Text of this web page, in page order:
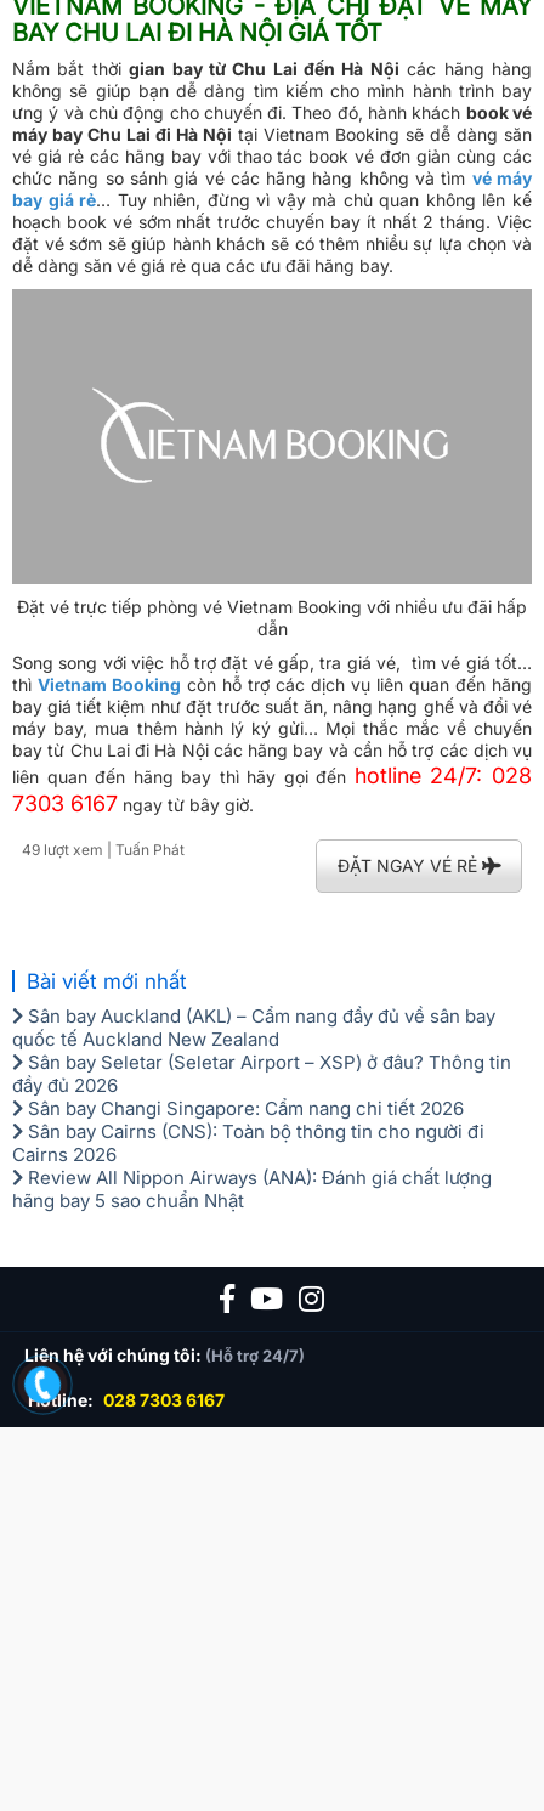
Mùa thu sẽ là thời điểm lý tưởng du lịch Hà Nội. Ảnh internet
Theo kinh nghiệm du lịch Hà Nội thì du khách nên đến vào màu
thu và mùa xuân. Đây là hai mùa có thời tiết mát mẻ và cảnh
quan thiên nhiên thơ mộng rất thích hợp cho việc tham quan,
khám phá.
Mùa thu từ tháng 9 đến tháng 11 là mùa đẹp nhất để bạn khám
phá. Lúc này thời tiết ở Hà Nội có nhiệt trung bình 25 - 30 độ C.
Mùa xuân ở Hà Nội từ tháng 2 đến tháng 4 cũng là thời điểm
trùng với dịp Lễ Tết nên có thể giá vé khá cao. Dù là bạn đến vào
BAY CHU LAI ĐI HÀ NỘI GIÁ TỐT
Nắm bắt thờigian bay từ Chu Lai đến Hà Nội
không sẽ giúp bạn dễ dàng tìm kiếm cho mình hành trình bay
ưng ý và chủ động cho chuyến đi. Theo đó, hành khách
máy bay Chu Lai đi Hà Nội
đặt vé sớm sẽ giúp hành khách sẽ có thêm nhiều sự lựa chọn và
dễ dàng săn vé giá rẻ qua các ưu đãi hãng bay.
Song song với việc hỗ trợ đặt vé gấp, tra giá vé, tìm vé giá tốt…
thìVietnam Bookingcòn hỗ trợ các dịch vụ liên quan đến hãng
bay giá tiết kiệm như đặt trước suất ăn, nâng hạng ghế và đổi vé
máy bay, mua thêm hành lý ký gửi… Mọi thắc mắc về chuyến
bay từ Chu Lai đi Hà Nội các hãng bay và cần hỗ trợ các dịch vụ
liên quan đến hãng bay thì hãy gọi đếnhotline 24/7: 028
7303 6167
49 lượt xem| Tuấn Phát
Sân bay Auckland (AKL) – Cẩm nang đầy đủ về sân bay
quốc tế Auckland New Zealand
Sân bay Seletar (Seletar Airport – XSP) ở đâu? Thông tin